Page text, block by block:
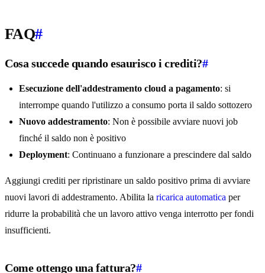
FAQ#
Cosa succede quando esaurisco i crediti?#
Esecuzione dell'addestramento cloud a pagamento: si
interrompe quando l'utilizzo a consumo porta il saldo sottozero
Nuovo addestramento: Non è possibile avviare nuovi job
finché il saldo non è positivo
Deployment: Continuano a funzionare a prescindere dal saldo
Aggiungi crediti per ripristinare un saldo positivo prima di avviare
nuovi lavori di addestramento. Abilita la ricarica automatica per
ridurre la probabilità che un lavoro attivo venga interrotto per fondi
insufficienti.
Come ottengo una fattura?#